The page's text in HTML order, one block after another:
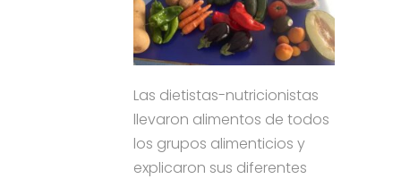
Las dietistas-nutricionistas
llevaron alimentos de todos
los grupos alimenticios y
explicaron sus diferentes